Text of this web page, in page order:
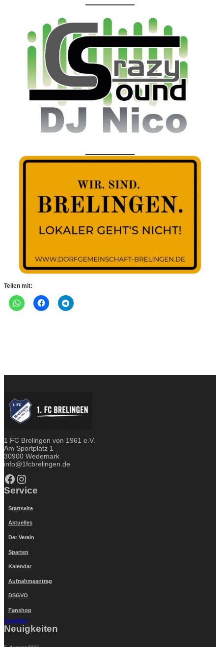
Teilen mit:
1 FC Brelingen von 1961 e.V.
Am Sportplatz 1
30900 Wedemark
info@1fcbrelingen.de
Facebook Instagram
Service
Startseite
Aktuelles
Der Verein
Sparten
Kalendar
Aufnahmeantrag
DSGVO
Fanshop
Anmelden
Neuigkeiten